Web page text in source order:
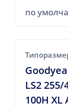
по
LS2 255/
100H XL